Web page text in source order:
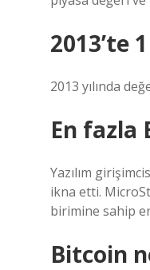
2013’te
2013 yılında
En fazla
Yazılım
ikna etti.
birimine sahip
Bitcoin